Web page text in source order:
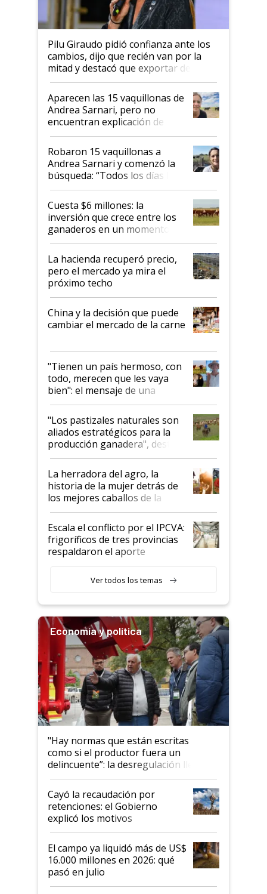
Pilu Giraudo pidió confianza ante los
cambios, dijo que recién van por la
mitad y destacó que exportar dejó de
ser "para unos pocos": "Tenemos un
mandato muy claro del gobierno
nacional"
Aparecen las 15 vaquillonas de
Andrea Sarnari, pero no
encuentran explicación de
cómo llegaron allí
Robaron 15 vaquillonas a
Andrea Sarnari y comenzó la
búsqueda: “Todos los días le
toca a algún productor”
Cuesta $6 millones: la
inversión que crece entre los
ganaderos en un momento
histórico para la actividad
La hacienda recuperó precio,
pero el mercado ya mira el
próximo techo
China y la decisión que puede
cambiar el mercado de la carne
"Tienen un país hermoso, con
todo, merecen que les vaya
bien": el mensaje de una
ganadera uruguaya sobre las
oportunidades que se abren
para el agro en Argentina, con
foco en la carne
"Los pastizales naturales son
aliados estratégicos para la
producción ganadera", destaca
la iniciativa que ya reúne a 46
establecimientos en Argentina
La herradora del agro, la
historia de la mujer detrás de
los mejores caballos de la
Argentina y los mitos que
todavía hacen sufrir a estos
animales: "Mientras me
descalificaban, yo seguí
haciendo currículum"
Escala el conflicto por el IPCVA:
frigoríficos de tres provincias
respaldaron el aporte
Ver todos los temas
Economía y política
"Hay normas que están escritas
como si el productor fuera un
delincuente”: la desregulación llegó
al Congreso Aapresid y hasta se
habló del financiamiento al IPCVA
Cayó la recaudación por
retenciones: el Gobierno
explicó los motivos
El campo ya liquidó más de US$
16.000 millones en 2026: qué
pasó en julio